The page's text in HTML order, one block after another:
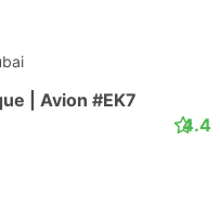
| Avion #EK7
4.4